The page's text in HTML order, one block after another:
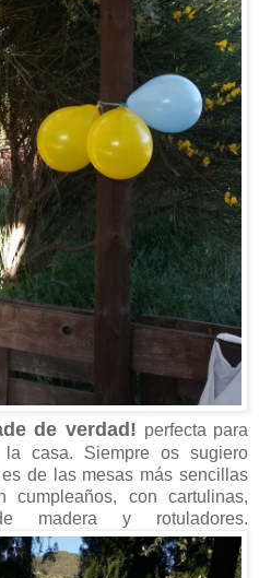
de verdad! perfecta para
casa. Siempre os sugiero
de las mesas más sencillas
con cartulinas,
madera y rotuladores.